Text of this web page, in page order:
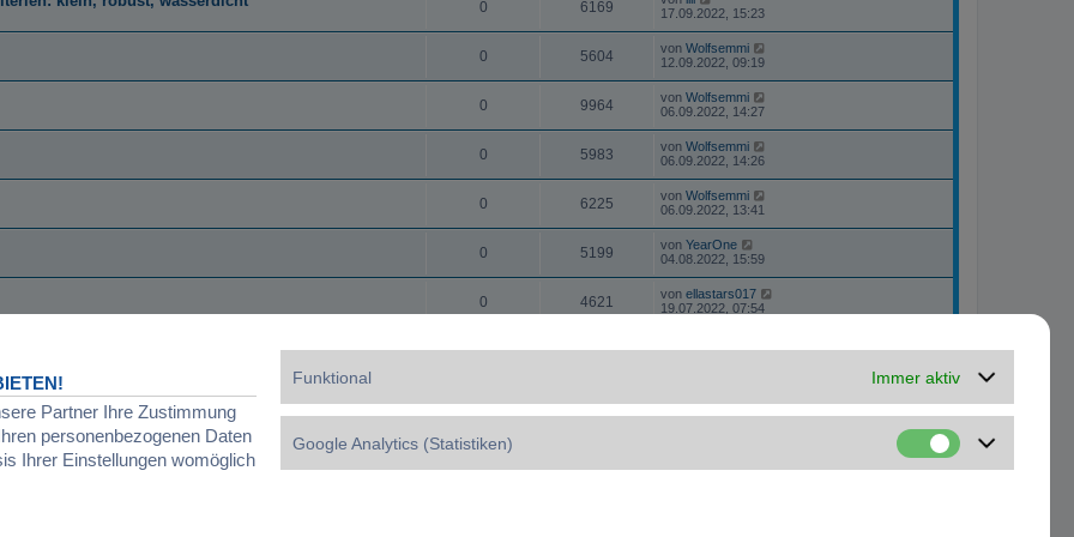
0 6169
17.09.2022, 15:23
0 5604 von Wolfsemmi
12.09.2022, 09:19
0 9964 von Wolfsemmi
06.09.2022, 14:27
0 5983 von Wolfsemmi
06.09.2022, 14:26
0 6225 von Wolfsemmi
06.09.2022, 13:41
0 5199 von YearOne
04.08.2022, 15:59
0 4621 von ellastars017
19.07.2022, 07:54
0 8134
0 4745
08.04.2022, 12:57
0
Partner Ihre Zustimmung
personenbezogenen Daten
Ihrer Einstellungen womöglich
Funktional Immer aktiv
Google Analytics (Statistiken)